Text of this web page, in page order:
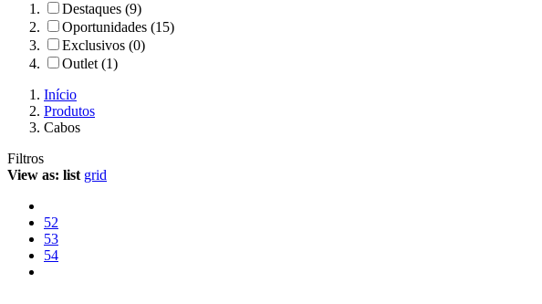
Destaques (9)
Oportunidades (15)
Exclusivos (0)
Outlet (1)
Início
Produtos
Cabos
Filtros
View as: list grid
52
53
54